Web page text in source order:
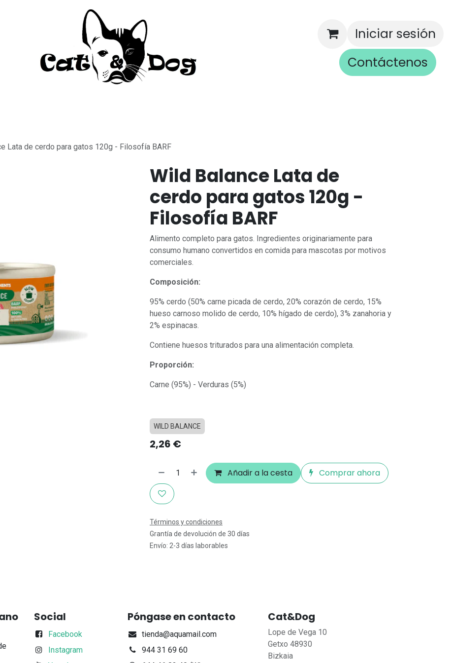
Iniciar sesión
Contáctenos
Lata de cerdo para gatos 120g - Filosofía BARF
Wild Balance Lata de
cerdo para gatos 120g -
Filosofía BARF
Alimento completo para gatos. Ingredientes originariamente para
consumo humano convertidos en comida para mascotas por motivos
comerciales.
Composición:
95% cerdo (50% carne picada de cerdo, 20% corazón de cerdo, 15%
hueso carnoso molido de cerdo, 10% hígado de cerdo), 3% zanahoria y
2% espinacas.
Contiene huesos triturados para una alimentación completa.
Proporción:
Carne (95%) - Verduras (5%)
WILD BALANCE
2,26 €
Añadir a la cesta Comprar ahora
Términos y condiciones
Grantía de devolución de 30 días
Envío: 2-3 días laborables
Social
Facebook
Instagram
Póngase en contacto
tienda@aquamail.com
944 31 69 60
Cat&Dog
Lope de Vega 10
Getxo 48930
Bizkaia